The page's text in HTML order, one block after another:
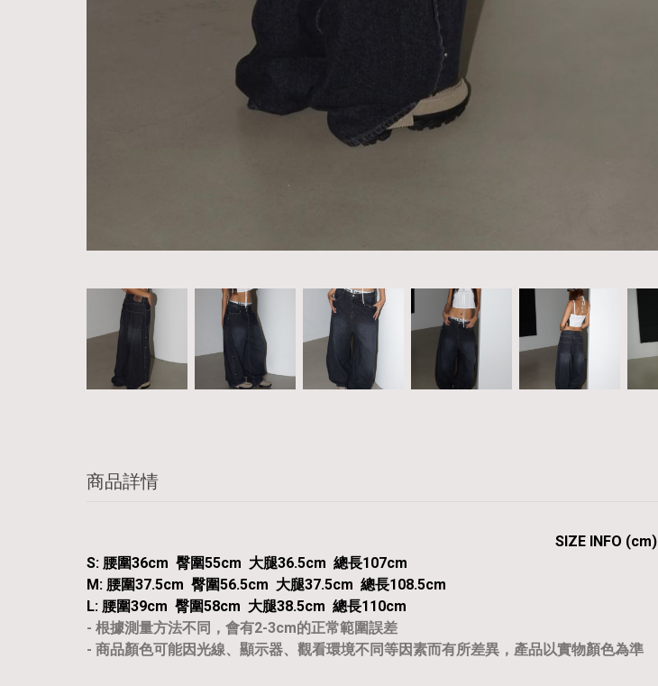
商品詳情
SIZE INFO (cm)
S: 腰圍36cm 臀圍55cm 大腿36.5cm 總長107cm
M: 腰圍37.5cm 臀圍56.5cm 大腿37.5cm 總長108.5cm
L: 腰圍39cm 臀圍58cm 大腿38.5cm 總長110cm
- 根據測量方法不同，會有2-3cm的正常範圍誤差
- 商品顏色可能因光線、顯示器、觀看環境不同等因素而有所差異，產品以實物顏色為準